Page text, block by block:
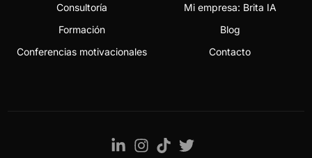
Consultoría
Formación
Conferencias motivacionales
Mi empresa: Brita IA
Blog
Contacto